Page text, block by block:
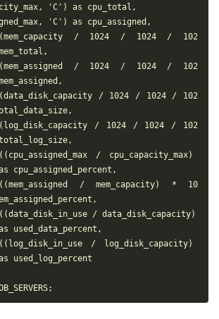
'C') as cpu_total,
'C') as cpu_assigned,
/ 1024 / 1024 / 102
/ 1024 / 1024 / 102
/ 1024 / 1024 / 102
/ 1024 / 1024 / 102
/ cpu_capacity_max)
cpu_assigned_percent,
/ mem_capacity) * 10
/ data_disk_capacity)
used_data_percent,
/ log_disk_capacity)
used_log_percent